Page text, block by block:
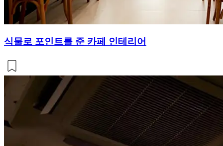
식물로 포인트를 준 카페 인테리어